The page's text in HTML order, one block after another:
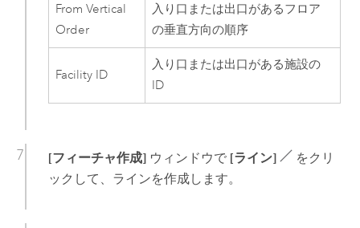
From Vertical
Order
入り口または出口があるフロア
の垂直方向の順序
Facility ID
入り口または出口がある施設の
ID
[フィーチャ作成]ウィンドウで [ライン]
をクリ
ックして、ラインを作成します。